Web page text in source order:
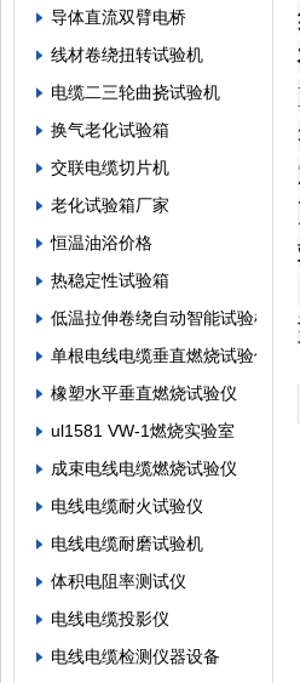
导体直流双臂电桥
线材卷绕扭转试验机
电缆二三轮曲挠试验机
换气老化试验箱
交联电缆切片机
老化试验箱厂家
恒温油浴价格
热稳定性试验箱
低温拉伸卷绕自动智能试验机
单根电线电缆垂直燃烧试验仪
橡塑水平垂直燃烧试验仪
ul1581 VW-1燃烧实验室
成束电线电缆燃烧试验仪
电线电缆耐火试验仪
电线电缆耐磨试验机
体积电阻率测试仪
电线电缆投影仪
电线电缆检测仪器设备